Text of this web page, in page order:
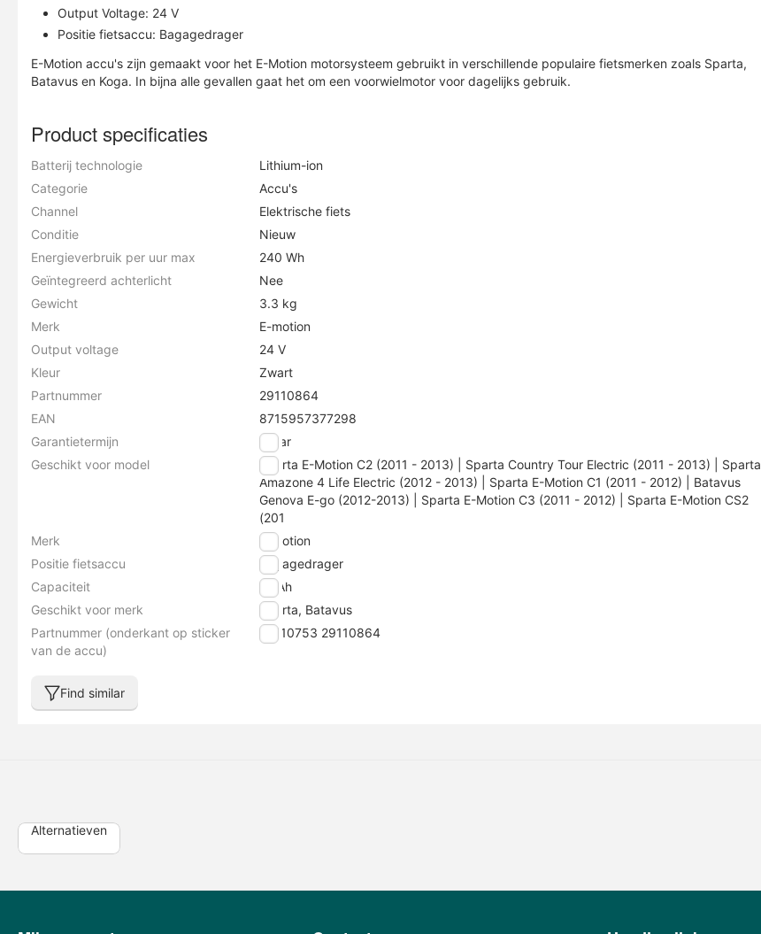
Output Voltage: 24 V
Positie fietsaccu: Bagagedrager
E-Motion accu's zijn gemaakt voor het E-Motion motorsysteem gebruikt in verschillende populaire fietsmerken zoals Sparta,
Batavus en Koga. In bijna alle gevallen gaat het om een voorwielmotor voor dagelijks gebruik.
Product specificaties
Batterij technologie
Lithium-ion
Categorie
Accu's
Channel
Elektrische fiets
Conditie
Nieuw
Energieverbruik per uur max
240 Wh
Geïntegreerd achterlicht
Nee
Gewicht
3.3 kg
Merk
E-motion
Output voltage
24 V
Kleur
Zwart
Partnummer
29110864
EAN
8715957377298
Garantietermijn
2 jaar
Geschikt voor model
Sparta E-Motion C2 (2011 - 2013) | Sparta Country Tour Electric (2011 - 2013) | Sparta
Amazone 4 Life Electric (2012 - 2013) | Sparta E-Motion C1 (2011 - 2012) | Batavus
Genova E-go (2012-2013) | Sparta E-Motion C3 (2011 - 2012) | Sparta E-Motion CS2
(201
Merk
E-motion
Positie fietsaccu
Bagagedrager
Capaciteit
10 Ah
Geschikt voor merk
Sparta, Batavus
Partnummer (onderkant op sticker
van de accu)
29110753 29110864
Find similar
Alternatieven